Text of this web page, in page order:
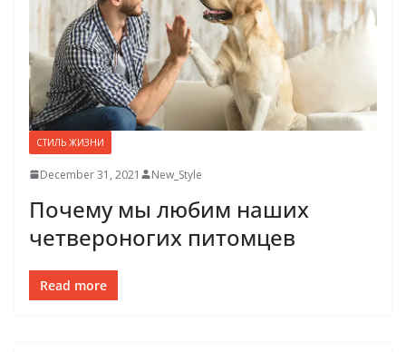
СТИЛЬ ЖИЗНИ
December 31, 2021 New_Style
Почему мы любим наших
четвероногих питомцев
Read more